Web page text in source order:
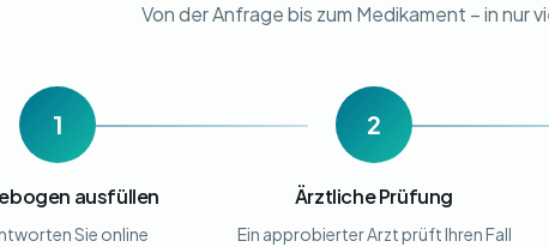
Von der Anfrage bis zum Medikament – in nur
1
ausfüllen
Sie online
2
Ärztliche Prüfung
Ein approbierter Arzt prüft Ihren Fall